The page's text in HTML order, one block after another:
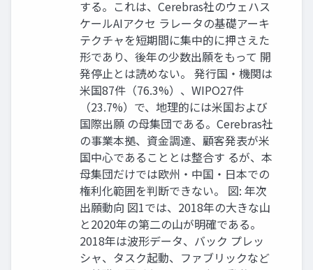
する。これは、Cerebras社のウェハス
ケールAIアクセ ラレータの基礎アーキ
テクチャを短期間に集中的に押さえた
形であり、後年の少数出願をもって 開
発停止とは読めない。 発行国・機関は
米国87件（76.3%）、WIPO27件
（23.7%）で、地理的には米国および
国際出願 の母集団である。Cerebras社
の事業本拠、資金調達、顧客発表が米
国中心であることとは整合す るが、本
母集団だけでは欧州・中国・日本での
権利化範囲を判断できない。 図: 年次
出願動向 図1では、2018年の大きな山
と2020年の第二の山が明確である。
2018年は波形データ、バック プレッ
シャ、タスク起動、ファブリックなど